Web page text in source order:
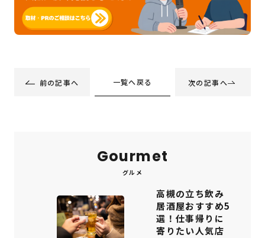
前の記事へ 一覧へ戻る 次の記事へ
Gourmet
グルメ
高槻の立ち飲み
居酒屋おすすめ5
選！仕事帰りに
寄りたい人気店